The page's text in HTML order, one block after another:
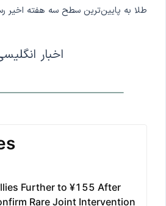
طلا به پایین‌ترین سطح سه هفته اخیر
اخبار